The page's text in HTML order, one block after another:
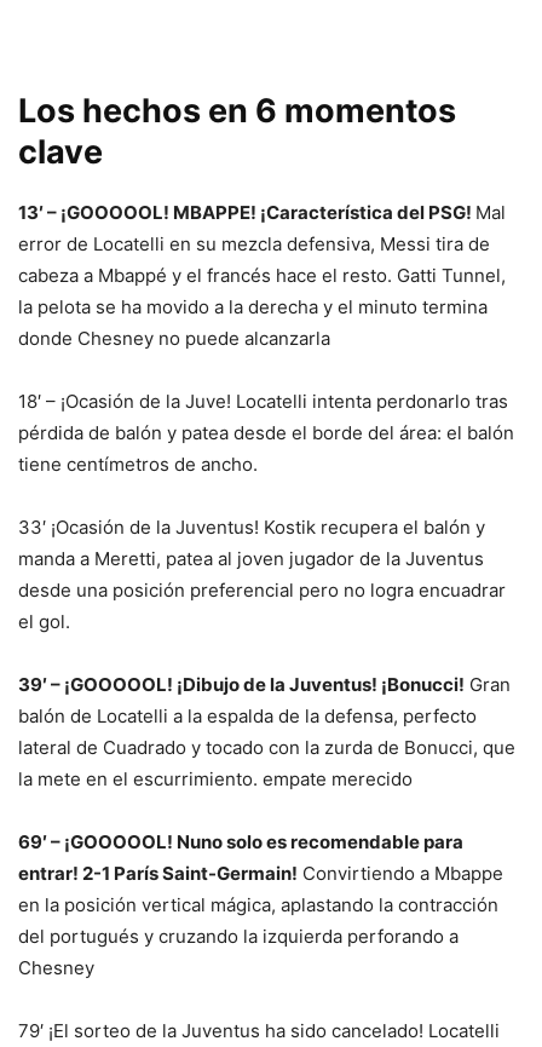
Los hechos en 6 momentos
clave
13′ – ¡GOOOOOL! MBAPPE! ¡Característica del PSG! Mal
error de Locatelli en su mezcla defensiva, Messi tira de
cabeza a Mbappé y el francés hace el resto. Gatti Tunnel,
la pelota se ha movido a la derecha y el minuto termina
donde Chesney no puede alcanzarla
18′ – ¡Ocasión de la Juve! Locatelli intenta perdonarlo tras
pérdida de balón y patea desde el borde del área: el balón
tiene centímetros de ancho.
33′ ¡Ocasión de la Juventus! Kostik recupera el balón y
manda a Meretti, patea al joven jugador de la Juventus
desde una posición preferencial pero no logra encuadrar
el gol.
39′ – ¡GOOOOOL! ¡Dibujo de la Juventus! ¡Bonucci! Gran
balón de Locatelli a la espalda de la defensa, perfecto
lateral de Cuadrado y tocado con la zurda de Bonucci, que
la mete en el escurrimiento. empate merecido
69′ – ¡GOOOOOL! Nuno solo es recomendable para
entrar! 2-1 París Saint-Germain! Convirtiendo a Mbappe
en la posición vertical mágica, aplastando la contracción
del portugués y cruzando la izquierda perforando a
Chesney
79′ ¡El sorteo de la Juventus ha sido cancelado! Locatelli